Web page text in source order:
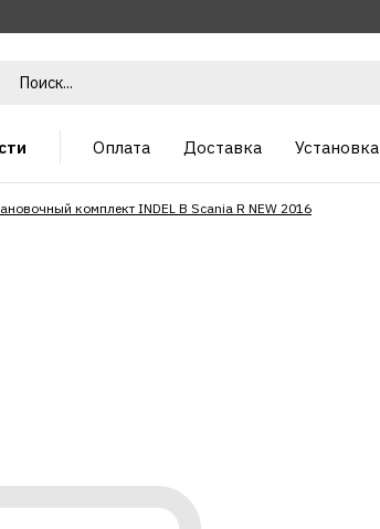
Оплата Доставка Установка
комплект INDEL B Scania R NEW 2016